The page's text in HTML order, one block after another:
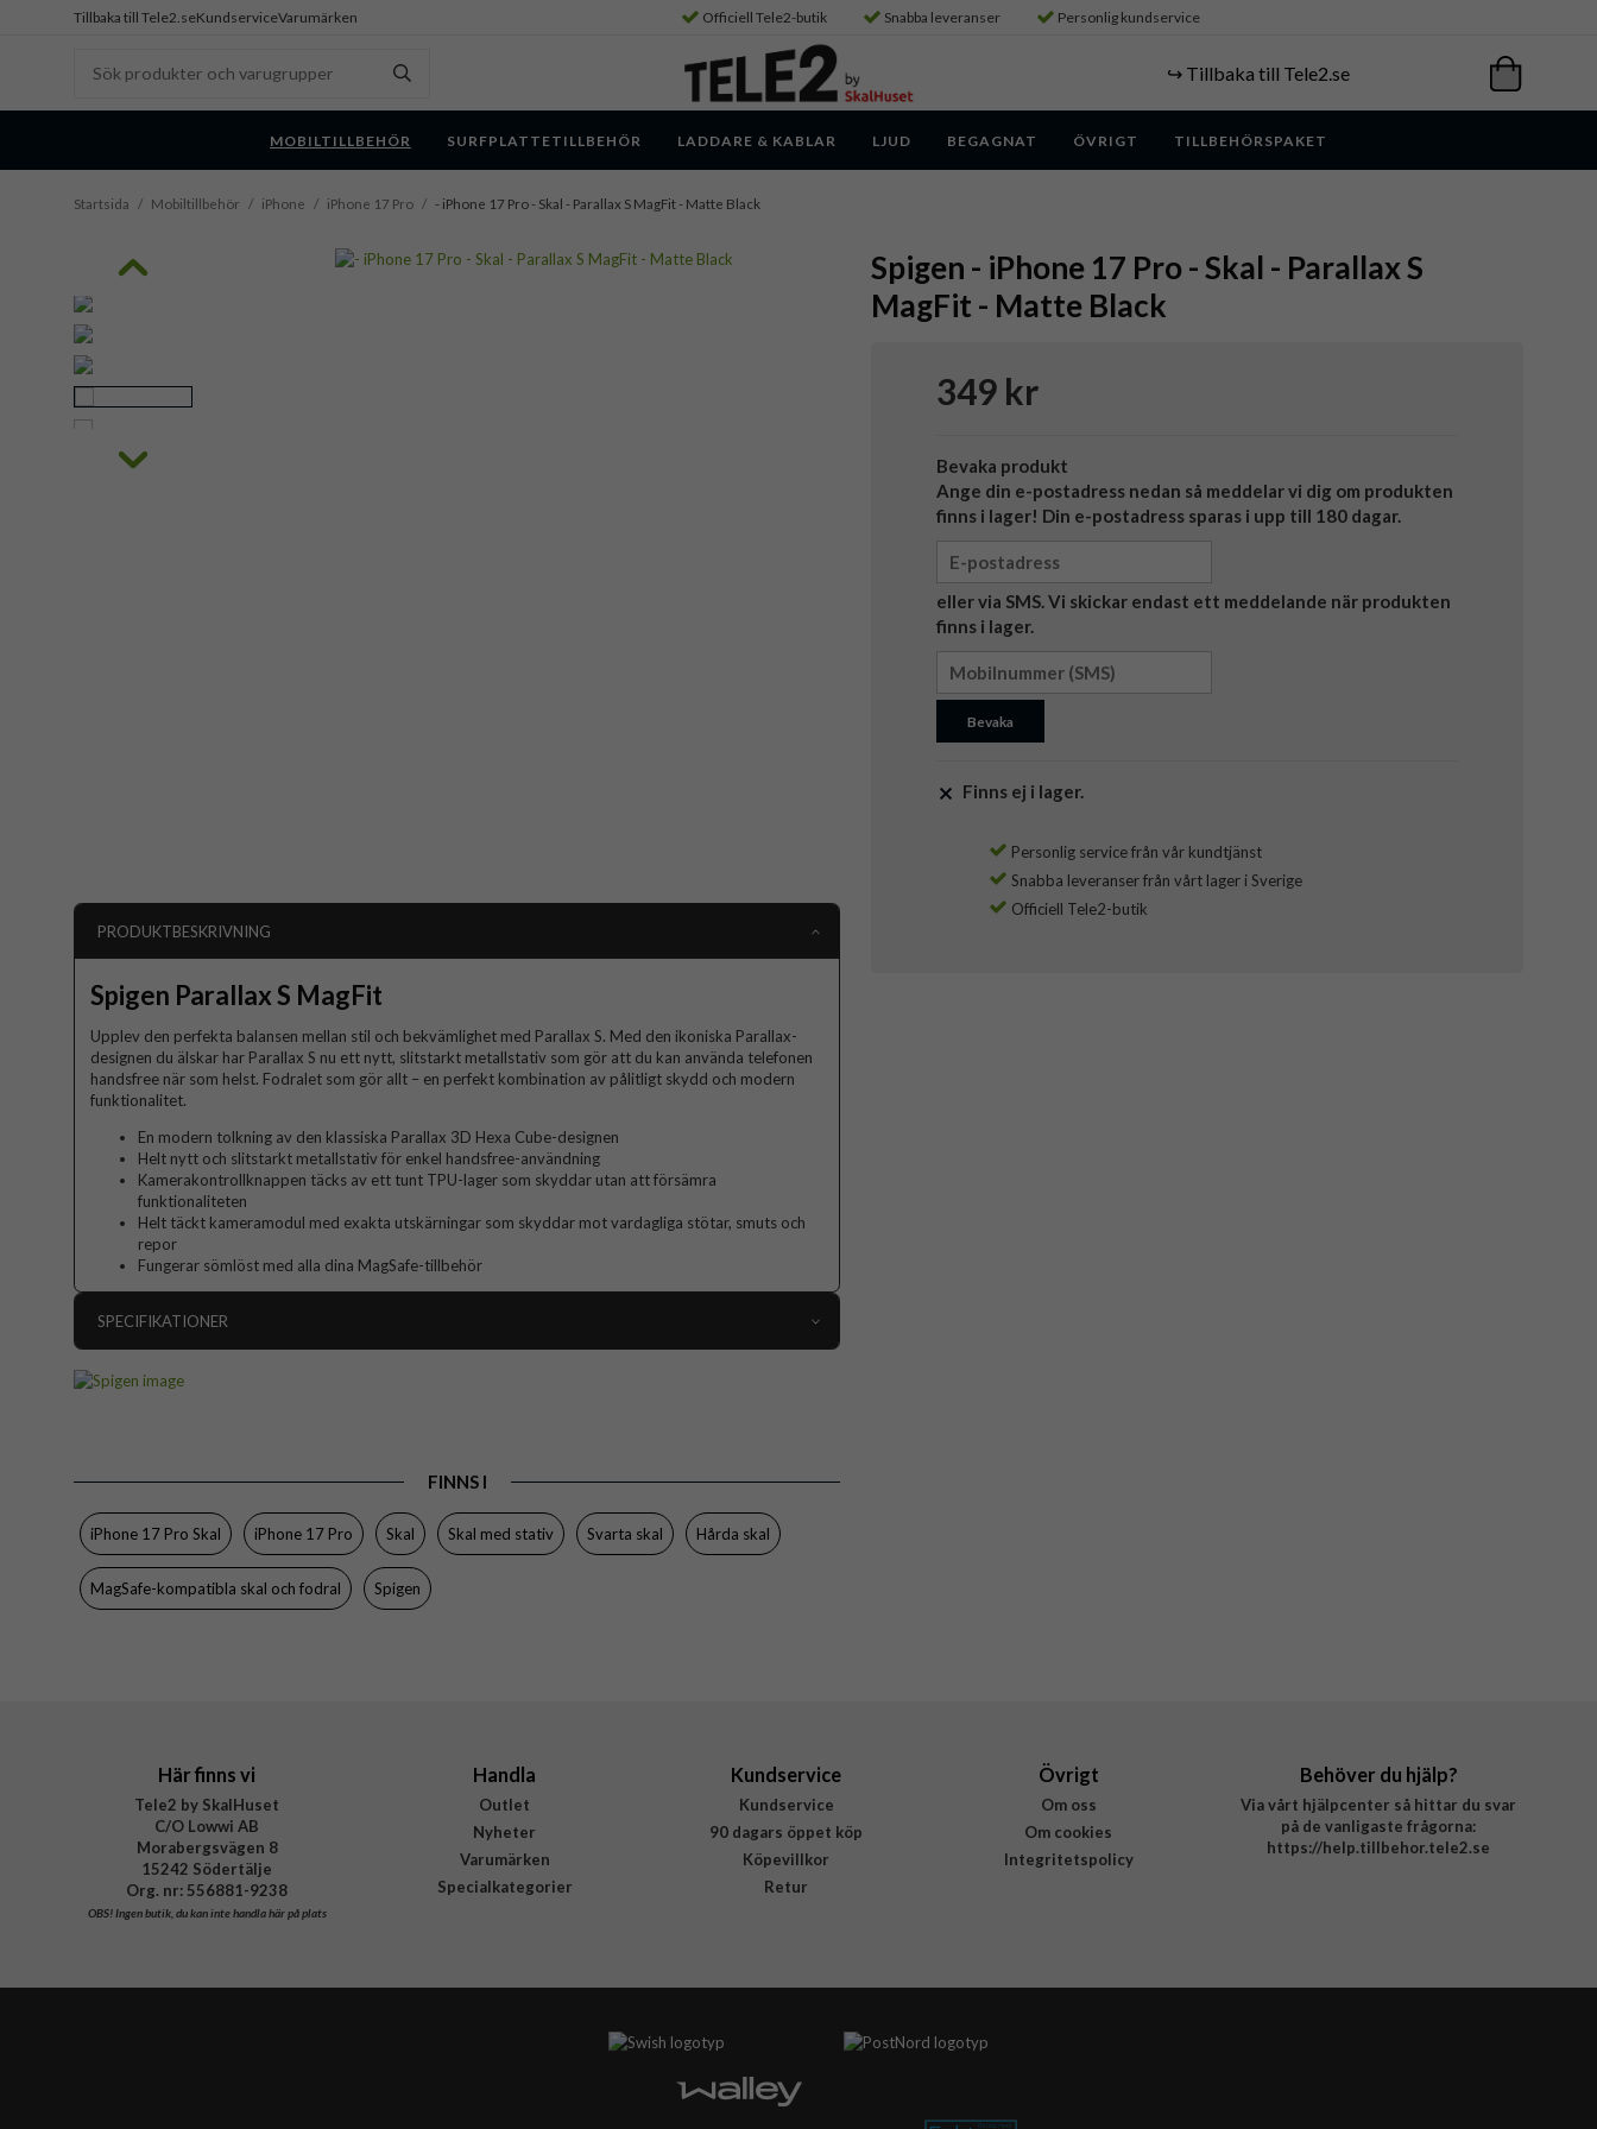
Tillbaka till Tele2.seKundserviceVarumärken Officiell Tele2-butik Snabba leveranser Personlig kundservice
↪️ Tillbaka till Tele2.se
MOBILTILLBEHÖR SURFPLATTETILLBEHÖR LADDARE & KABLAR LJUD BEGAGNAT ÖVRIGT TILLBEHÖRSPAKET
Startsida / Mobiltillbehör / iPhone / iPhone 17 Pro / - iPhone 17 Pro - Skal - Parallax S MagFit - Matte Black
Spigen - iPhone 17 Pro - Skal - Parallax S
MagFit - Matte Black
349 kr
Bevaka produkt
Ange din e-postadress nedan så meddelar vi dig om produkten
finns i lager! Din e-postadress sparas i upp till 180 dagar.
eller via SMS. Vi skickar endast ett meddelande när produkten
finns i lager.
Bevaka
Finns ej i lager.
Personlig service från vår kundtjänst
Snabba leveranser från vårt lager i Sverige
Officiell Tele2-butik
PRODUKTBESKRIVNING
Spigen Parallax S MagFit
Upplev den perfekta balansen mellan stil och bekvämlighet med Parallax S. Med den ikoniska Parallax-
designen du älskar har Parallax S nu ett nytt, slitstarkt metallstativ som gör att du kan använda telefonen
handsfree när som helst. Fodralet som gör allt – en perfekt kombination av pålitligt skydd och modern
funktionalitet.
En modern tolkning av den klassiska Parallax 3D Hexa Cube-designen
Helt nytt och slitstarkt metallstativ för enkel handsfree-användning
Kamerakontrollknappen täcks av ett tunt TPU-lager som skyddar utan att försämra
funktionaliteten
Helt täckt kameramodul med exakta utskärningar som skyddar mot vardagliga stötar, smuts och
repor
Fungerar sömlöst med alla dina MagSafe-tillbehör
SPECIFIKATIONER
Egenskaper
MagSafe-kompatibel, Stativfunktion
Färg
Material
Hårdplast (PC), Mjukplast (TPU)
Varumärke
FINNS I
iPhone 17 Pro Skal iPhone 17 Pro Skal Skal med stativ Svarta skal Hårda skal
MagSafe-kompatibla skal och fodral Spigen
Här finns vi
Tele2 by SkalHuset
C/O Lowwi AB
Morabergsvägen 8
15242 Södertälje
Org. nr: 556881-9238
OBS!Ingen butik, du kan inte handla här på plats
Handla
Outlet
Nyheter
Varumärken
Specialkategorier
Kundservice
Kundservice
90 dagars öppet köp
Köpevillkor
Retur
Övrigt
Om oss
Om cookies
Integritetspolicy
Behöver du hjälp?
Via vårt hjälpcenter så hittar du svar
på de vanligaste frågorna:
https://help.tillbehor.tele2.se